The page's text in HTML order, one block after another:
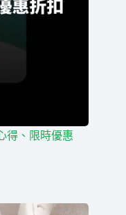
得、限時優惠